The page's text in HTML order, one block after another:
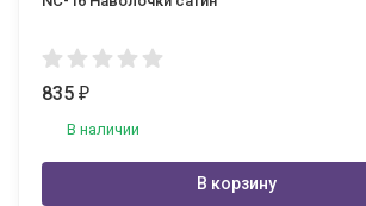
835₽
В наличии
В корзину